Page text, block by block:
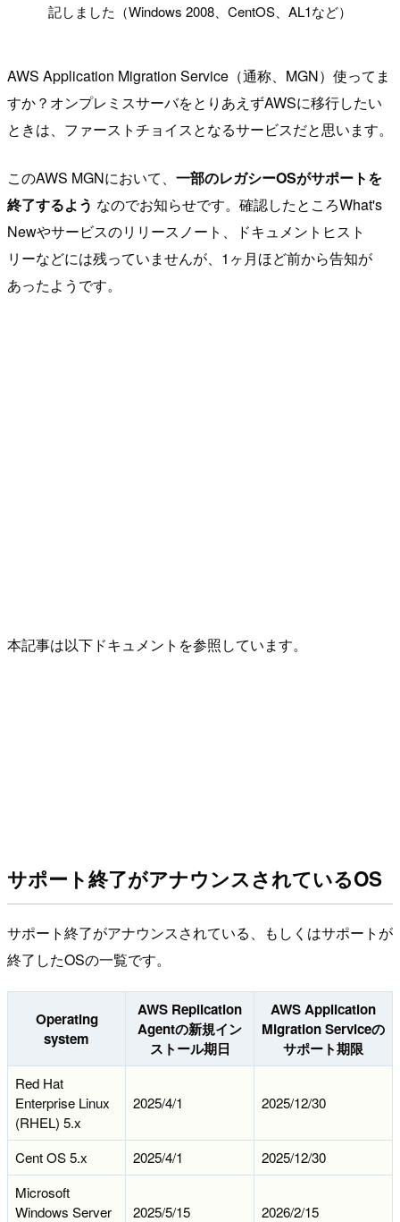
記しました（Windows 2008、CentOS、AL1など）
AWS Application Migration Service（通称、MGN）使ってま
すか？オンプレミスサーバをとりあえずAWSに移行したい
ときは、ファーストチョイスとなるサービスだと思います。
このAWS MGNにおいて、 一部のレガシーOSがサポートを
終了するよう なのでお知らせです。確認したところWhat's
Newやサービスのリリースノート、ドキュメントヒスト
リーなどには残っていませんが、1ヶ月ほど前から告知が
あったようです。
本記事は以下ドキュメントを参照しています。
サポート終了がアナウンスされているOS
サポート終了がアナウンスされている、もしくはサポートが
終了したOSの一覧です。
Operating
system
AWS Replication
Agentの新規イン
ストール期日
AWS Application
Migration Serviceの
サポート期限
Red Hat
Enterprise Linux
(RHEL) 5.x
2025/4/1 2025/12/30
Cent OS 5.x 2025/4/1
2025/12/30
Microsoft
Windows Server
2025/5/15 2026/2/15